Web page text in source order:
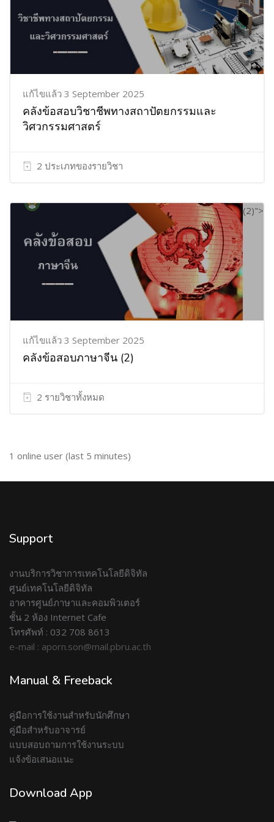
แก้ไขแล้ว 3 September 2025
คลังข้อสอบวิชาชีพทางสถาปัตยกรรมและ
วิศวกรรมศาสตร์
2 ประเภทของรายวิชา
(2)">
แก้ไขแล้ว 3 September 2025
คลังข้อสอบภาษาจีน (2)
2 รายวิชาทั้งหมด
ข้าม Online users
1 online user (last 5 minutes)
Support
งานบริการวิชาการเทคโนโลยีดิจิทัล
ศูนย์เทคโนโลยีดิจิทัล
อาคารศูนย์ภาษาและคอมพิวเตอร์
ชั้น 2 ห้อง Internet Cafe
โทรศัพท์ : 032 708 8613
e-mail : aporn.son@mail.pbru.ac.th
Manual & Freeback
คู่มือการใช้งานสำหรับนักศึกษา
คู่มือสำหรับอาจารย์
แบบสอบถามการใช้งานระบบ
แจ้งข้อเสนอแนะ
Download App